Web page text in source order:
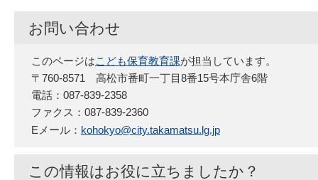
お問い合わせ
このページはこども保育教育課が担当しています。
〒760-8571 高松市番町一丁目8番15号本庁舎6階
電話：087-839-2358
ファクス：087-839-2360
Eメール： kohokyo@city.takamatsu.lg.jp
この情報はお役に立ちましたか？